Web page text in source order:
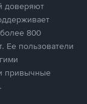
доверяют
800
Ее пользователи
привычные